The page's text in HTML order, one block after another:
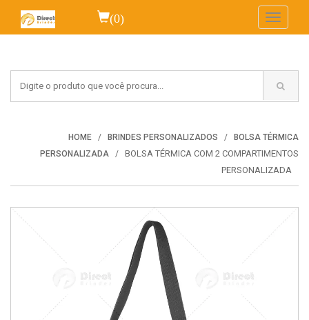
(0)
Toggle
HOME BRINDES PERSONALIZADOS
BOLSA TÉRMICA
PERSONALIZADA
BOLSA TÉRMICA COM 2 COMPARTIMENTOS
PERSONALIZADA